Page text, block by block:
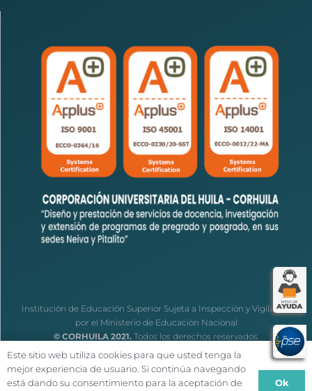
Institución de Educación Superior Sujeta a Inspección y Vigilancia
por el Ministerio de Educación Nacional
© CORHUILA 2021. Todos los derechos reservados.
Este sitio web utiliza cookies para que usted tenga la
mejor experiencia de usuario. Si continúa navegando
está dando su consentimiento para la aceptación de
Ok